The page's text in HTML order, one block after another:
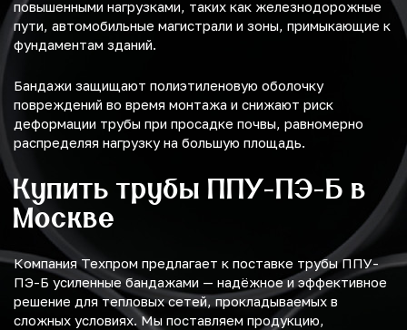
повышенными нагрузками, таких как железнодорожные
пути, автомобильные магистрали и зоны, примыкающие к
фундаментам зданий.
Бандажи защищают полиэтиленовую оболочку
повреждений во время монтажа и снижают риск
деформации трубы при просадке почвы, равномерно
распределяя нагрузку на большую площадь.
Купить трубы ППУ-ПЭ-Б в
Москве
Компания Техпром предлагает к поставке трубы ППУ-
ПЭ-Б усиленные бандажами — надёжное и эффективное
решение для тепловых сетей, прокладываемых в
сложных условиях. Мы поставляем продукцию,